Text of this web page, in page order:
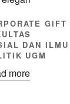
GIFT
DAN ILMU
UGM
more